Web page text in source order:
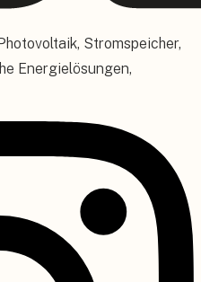
Stromspeicher,
Energielösungen,